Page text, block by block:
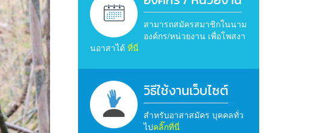
สามารถสมัครสมาชิกในนาม
องค์กร/หน่วยงาน เพื่อโพสงา
นอาสาได้ ที่นี่
วิธีใช้งานเว็บไซต์
สำหรับอาสาสมัคร บุคคลทั่ว
ไปคลิ๊กที่นี่